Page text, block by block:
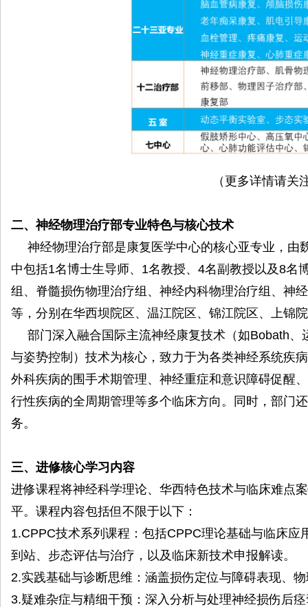
（更多详情请关
二、神经物理治疗部专业特色与核心技术
神经物理治疗部是康复医学中心的核心亚专业，
中包括1名博士生导师、1名教授、4名副教授以及8
组、脊髓损伤物理治疗组、神经内科物理治疗组、神
等，分别在华西坝院区、温江院区、锦江院区、上锦
部门深入融合国际主流神经康复技术（如Bobath
与姿势控制）技术为核心，致力于为各类神经系统疾
外科疾病的围手术期管理、神经重症和意识障碍促醒
行性疾病的全周期管理等多个临床方向。同时，部门
务。
三、进修核心学习内容
进修课程将神经科学理论、华西特色技术与临床难点
平。课程内容包括但不限于以下：
1.CPPC技术系列课程：包括CPPC理论基础与临床
到站、步态评估与治疗，以及临床新技术申报解读。
2.实践基础与诊断思维：涵盖损伤定位与障碍表现、
3.疑难杂症与精细干预：深入分析与处理神经损伤后